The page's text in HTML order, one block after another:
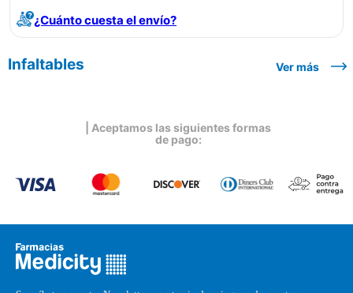
¿Cuánto cuesta el envío?
Infaltables Ver más
| Aceptamos las siguientes formas
de pago: